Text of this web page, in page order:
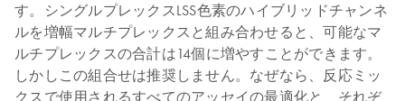
す。シングルプレックスLSS色素のハイブリッドチャンネ
ルを増幅マルチプレックスと組み合わせると、可能なマ
ルチプレックスの合計は14個に増やすことができます。
しかしこの組合せは推奨しません。なぜなら、反応ミッ
クスで使用されるすべてのアッセイの最適化と、それぞ